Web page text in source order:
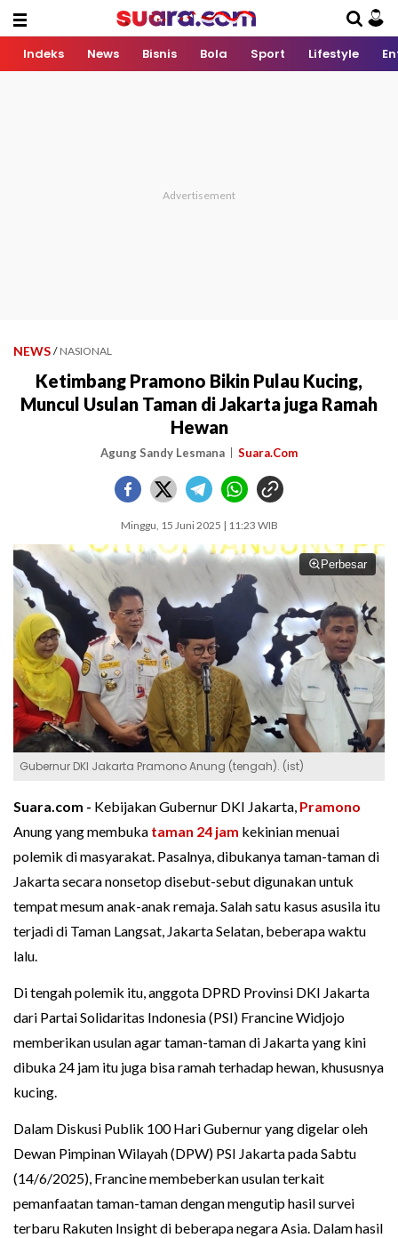
Indeks News Bisnis Bola Sport Lifestyle
NEWS / NASIONAL
Ketimbang Pramono Bikin Pulau Kucing,
Muncul Usulan Taman di Jakarta juga Ramah
Hewan
Agung Sandy Lesmana Suara.Com
Minggu, 15 Juni 2025 | 11:23 WIB
Perbesar
Gubernur DKI Jakarta Pramono Anung (tengah). (ist)
Suara.com - Kebijakan Gubernur DKI Jakarta, Pramono
Anung yang membuka taman 24 jam kekinian menuai
polemik di masyarakat. Pasalnya, dibukanya taman-taman di
Jakarta secara nonsetop disebut-sebut digunakan untuk
tempat mesum anak-anak remaja. Salah satu kasus asusila itu
terjadi di Taman Langsat, Jakarta Selatan, beberapa waktu
lalu.
Di tengah polemik itu, anggota DPRD Provinsi DKI Jakarta
dari Partai Solidaritas Indonesia (PSI) Francine Widjojo
memberikan usulan agar taman-taman di Jakarta yang kini
dibuka 24 jam itu juga bisa ramah terhadap hewan, khususnya
kucing.
Dalam Diskusi Publik 100 Hari Gubernur yang digelar oleh
Dewan Pimpinan Wilayah (DPW) PSI Jakarta pada Sabtu
(14/6/2025), Francine membeberkan usulan terkait
pemanfaatan taman-taman dengan mengutip hasil survei
terbaru Rakuten Insight di beberapa negara Asia. Dalam hasil